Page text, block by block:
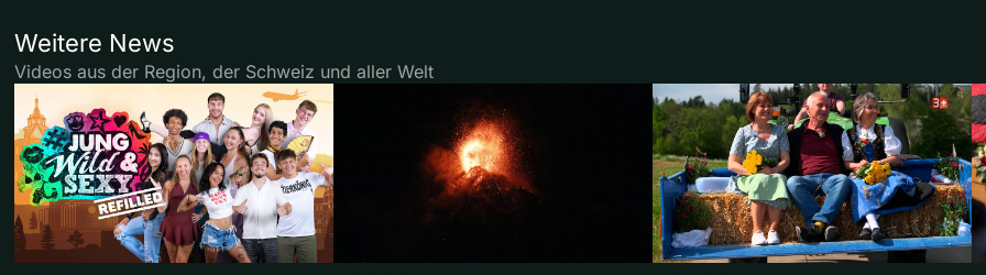
Weitere News
Videos aus der Region, der Schweiz und aller Welt